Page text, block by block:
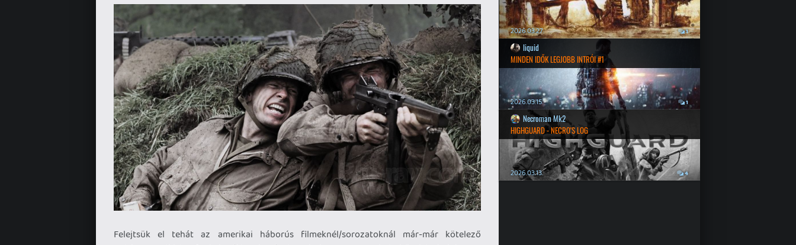
Felejtsük el tehát az amerikai háborús filmeknél/sorozatoknál már-már kötelező
2026.03.27. 1
liquid
MINDEN IDŐK LEGJOBB INTRÓI #1
2026.03.15. 1
Necroman Mk2
HIGHGUARD - NECRO'S LOG
2026.03.13. 4